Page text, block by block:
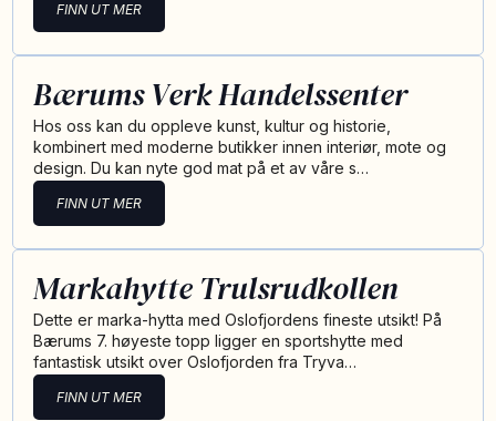
FINN UT MER
Bærums Verk Handelssenter
Hos oss kan du oppleve kunst, kultur og historie,
kombinert med moderne butikker innen interiør, mote og
design. Du kan nyte god mat på et av våre s…
FINN UT MER
Markahytte Trulsrudkollen
Dette er marka-hytta med Oslofjordens fineste utsikt! På
Bærums 7. høyeste topp ligger en sportshytte med
fantastisk utsikt over Oslofjorden fra Tryva…
FINN UT MER